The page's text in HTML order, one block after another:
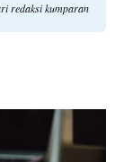
redaksi kumparan